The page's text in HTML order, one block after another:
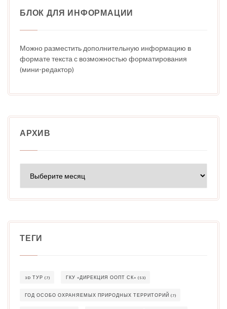
БЛОК ДЛЯ ИНФОРМАЦИИ
Можно разместить дополнительную информацию в
формате текста с возможностью форматирования
(мини-редактор)
АРХИВ
ТЕГИ
3D ТУР (7) ГКУ «ДИРЕКЦИЯ ООПТ СК» (53)
ГОД ОСОБО ОХРАНЯЕМЫХ ПРИРОДНЫХ ТЕРРИТОРИЙ (7)